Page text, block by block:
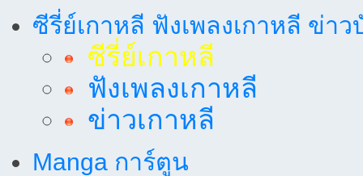
ซีรี่ย์เกาหลี ฟังเพลงเกาหลี ข่าว
ซีรี่ย์เกาหลี
ฟังเพลงเกาหลี
ข่าวเกาหลี
Manga การ์ตูน